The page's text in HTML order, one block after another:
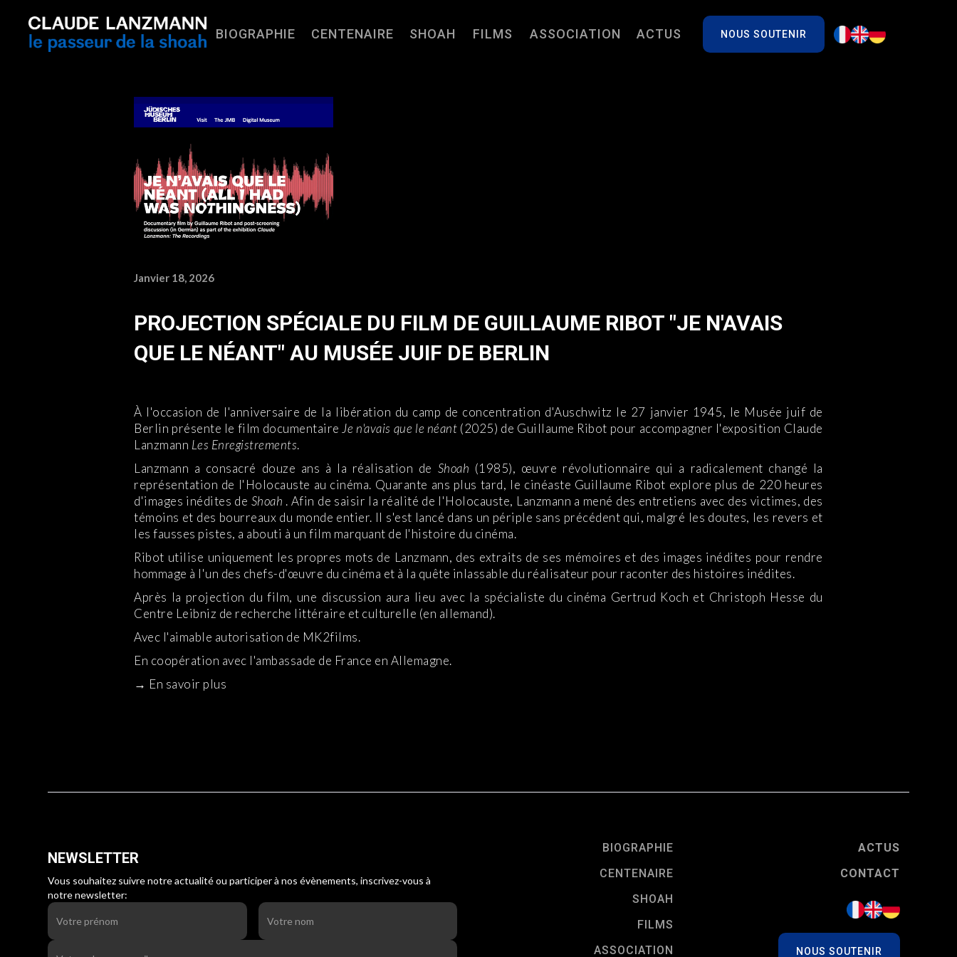
BIOGRAPHIE CENTENAIRE SHOAH FILMS ASSOCIATION ACTUS NOUS SOUTENIR
Janvier 18, 2026
PROJECTION SPÉCIALE DU FILM DE GUILLAUME RIBOT "JE N'AVAIS
QUE LE NÉANT" AU MUSÉE JUIF DE BERLIN
À l'occasion de l'anniversaire de la libération du camp de concentration d'Auschwitz le 27 janvier 1945, le Musée juif de
Berlin présente le film documentaireJe n'avais que le néant (2025) de Guillaume Ribot pour accompagner l'exposition Claude
Lanzmann Les Enregistrements.
Lanzmann a consacré douze ans à la réalisation de Shoah (1985), œuvre révolutionnaire qui a radicalement changé la
représentation de l'Holocauste au cinéma. Quarante ans plus tard, le cinéaste Guillaume Ribot explore plus de 220 heures
d'images inédites de Shoah . Afin de saisir la réalité de l'Holocauste, Lanzmann a mené des entretiens avec des victimes, des
témoins et des bourreaux du monde entier. Il s'est lancé dans un périple sans précédent qui, malgré les doutes, les revers et
les fausses pistes, a abouti à un film marquant de l'histoire du cinéma.
Ribot utilise uniquement les propres mots de Lanzmann, des extraits de ses mémoires et des images inédites pour rendre
hommage à l'un des chefs-d'œuvre du cinéma et à la quête inlassable du réalisateur pour raconter des histoires inédites.
Après la projection du film, une discussion aura lieu avec la spécialiste du cinéma Gertrud Koch et Christoph Hesse du
Centre Leibniz de recherche littéraire et culturelle (en allemand).
Avec l'aimable autorisation de MK2films.
En coopération avec l'ambassade de France en Allemagne.
→ En savoir plus
NEWSLETTER
Vous souhaitez suivre notre actualité ou participer à nos évènements, inscrivez-vous à
notre newsletter:
BIOGRAPHIE
CENTENAIRE
SHOAH
FILMS
ASSOCIATION
ACTUS
CONTACT
NOUS SOUTENIR